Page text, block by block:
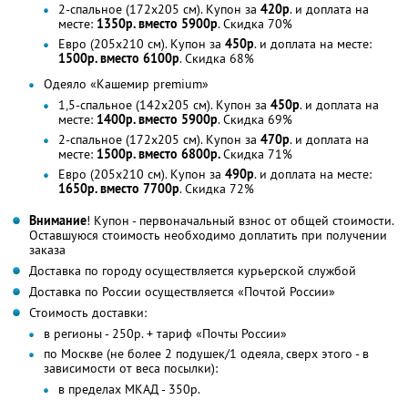
2-спальное (172х205 см). Купон за 420р. и доплата на
месте: 1350р. вместо 5900р.Скидка 70%
Евро (205х210 см). Купон за 450р. и доплата на месте:
1500р. вместо 6100р. Скидка 68%
Одеяло «Кашемир premium»
1,5-спальное (142х205 см). Купон за 450р. и доплата на
месте: 1400р. вместо 5900р. Скидка 69%
2-спальное (172х205 см). Купон за 470р. и доплата на
месте: 1500р. вместо 6800р.Скидка 71%
Евро (205х210 см). Купон за 490р. и доплата на месте:
1650р. вместо 7700р. Скидка 72%
Внимание! Купон - первоначальный взнос от общей стоимости.
Оставшуюся стоимость необходимо доплатить при получении
заказа
Доставка по городу осуществляется курьерской службой
Доставка по России осуществляется «Почтой России»
Стоимость доставки:
в регионы - 250р. + тариф «Почты России»
по Москве (не более 2 подушек/1 одеяла, сверх этого - в
зависимости от веса посылки):
в пределах МКАД - 350р.